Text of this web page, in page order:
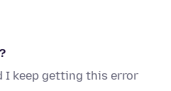
I keep getting this error